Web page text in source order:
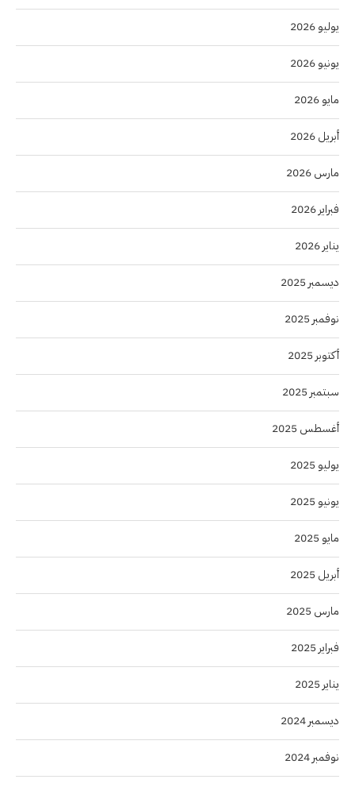
يوليو 2026
يونيو 2026
مايو 2026
أبريل 2026
مارس 2026
فبراير 2026
يناير 2026
ديسمبر 2025
نوفمبر 2025
أكتوبر 2025
سبتمبر 2025
أغسطس 2025
يوليو 2025
يونيو 2025
مايو 2025
أبريل 2025
مارس 2025
فبراير 2025
يناير 2025
ديسمبر 2024
نوفمبر 2024